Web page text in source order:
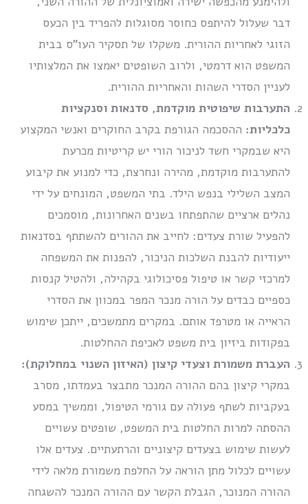
דבר שעלול להיתפס כחוסר מסוגלות להפריד בין הכעס
הזוגי לאחריות ההורית. משקלו של תסקיר העו”ס בבית
המשפט הוא דרמטי, ולרוב השופטים יאמצו את המלצותיו
לעניין הסדרי השהות והאחריות ההורית.
התערבות שיפוטית מוקדמת, סדנאות וסנקציות
כלכליות: ההסכמה הגורפת בקרב החוקרים ואנשי המקצוע
היא שבמקרי חשד לניכור הורי יש קריטיות מכרעת
להתערבות מוקדמת, מהירה ונחרצת, כדי למנוע את קיבוע
המצב השלילי בנפש הילד. בתי המשפט, המונחים על ידי
נהלים ארציים שהתפתחו בשנים האחרונות, מוסמכים
להפעיל שורת צעדים: לחייב את ההורים להשתתף בסדנאות
ייעודיות להבנת השלכות הניכור, להפנות את המשפחה
למרכזי קשר או טיפול פסיכולוגי בקהילה, ולהטיל קנסות
כספיים כבדים על הורה מנכר המפר במכוון את הסדרי
הראייה או מטרפד אותם. במקרים מתמשכים, ייתכן שימוש
בפקודות ביזיון בית משפט לאכיפת ההחלטות.
העברת משמורת וצעדי קיצון (האיזון השנוי במחלוקת):
במקרי קיצון בהם ההורה המנכר מתבצר בעמדתו, מסרב
בעקביות לשתף פעולה עם גורמי הטיפול, וממשיך במסע
ההסתה למרות החלטות בית המשפט, שופטים עשויים
לעשות שימוש בצעדים קיצוניים והרתעתיים. צעדים אלו
עשויים לכלול מתן הוראה על החלפת משמורת מלאה לידי
ההורה המנוכר, הגבלת הקשר עם ההורה המנכר להשגחה